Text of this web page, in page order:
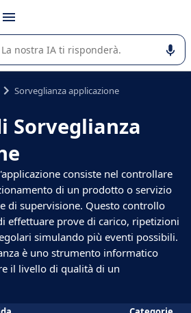
o nella scelta di un
azienda.
Sorveglianza applicazione
Sorveglianza
consiste nel controllare
di un prodotto o servizio
di supervisione. Questo controllo
effettuare prove di carico, ripetizioni
simulando più eventi possibili.
è uno strumento informatico
il livello di qualità di un